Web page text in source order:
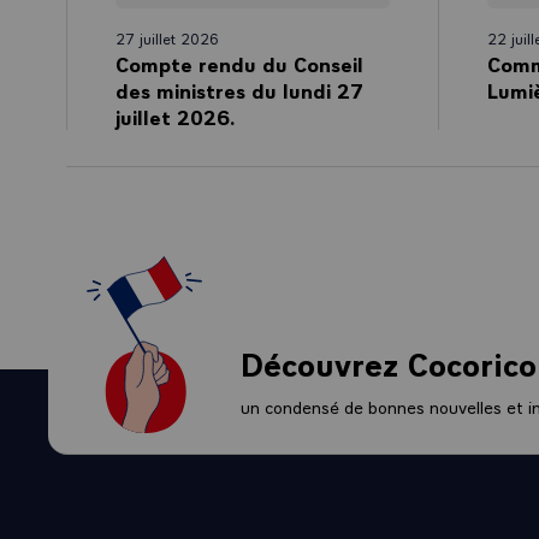
Vous avez
là une
lutte contre
pays, c’est
27 juillet 2026
Compte rendu du Conseil
des ministres du lundi 27
juillet 2026.
22
Découvrez Cocorico
un condensé de bonnes nouvelles et